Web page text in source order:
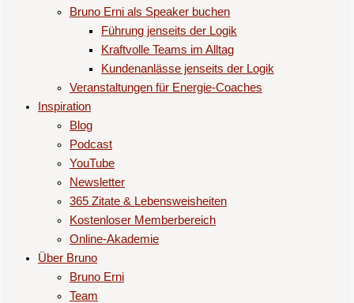
Bruno Erni als Speaker buchen
Führung jenseits der Logik
Kraftvolle Teams im Alltag
Kundenanlässe jenseits der Logik
Veranstaltungen für Energie-Coaches
Inspiration
Blog
Podcast
YouTube
Newsletter
365 Zitate & Lebensweisheiten
Kostenloser Memberbereich
Online-Akademie
Über Bruno
Bruno Erni
Team